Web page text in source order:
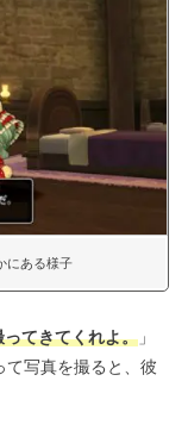
にある様子
てきてくれよ。 」
て写真を撮ると、彼